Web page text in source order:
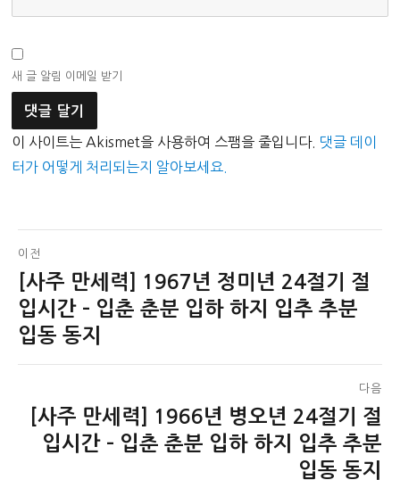
새 글 알림 이메일 받기
이 사이트는 Akismet을 사용하여 스팸을 줄입니다. 댓글 데이
터가 어떻게 처리되는지 알아보세요.
글
탐
색
이전
이
전
글:
[사주 만세력] 1967년 정미년 24절기 절
입시간 – 입춘 춘분 입하 하지 입추 추분
입동 동지
다음
[사주 만세력] 1966년 병오년 24절기 절
입시간 – 입춘 춘분 입하 하지 입추 추분
입동 동지